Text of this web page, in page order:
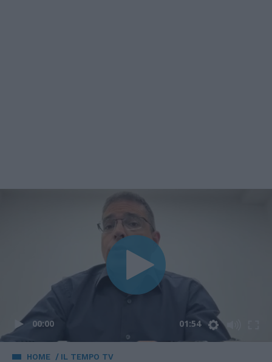
00:00 01:54
HOME IL TEMPO TV